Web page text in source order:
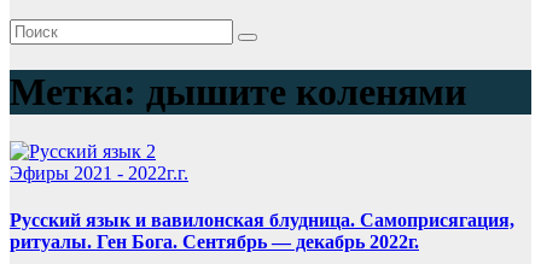
Метка: дышите коленями
Эфиры 2021 - 2022г.г.
Русский язык и вавилонская блудница. Самоприсягация,
ритуалы. Ген Бога. Сентябрь — декабрь 2022г.